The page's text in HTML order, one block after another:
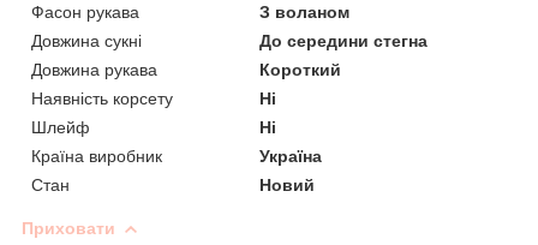
Фасон рукава
З воланом
Довжина сукні
До середини стегна
Довжина рукава
Короткий
Наявність корсету
Ні
Шлейф
Ні
Країна виробник
Україна
Стан
Новий
Приховати